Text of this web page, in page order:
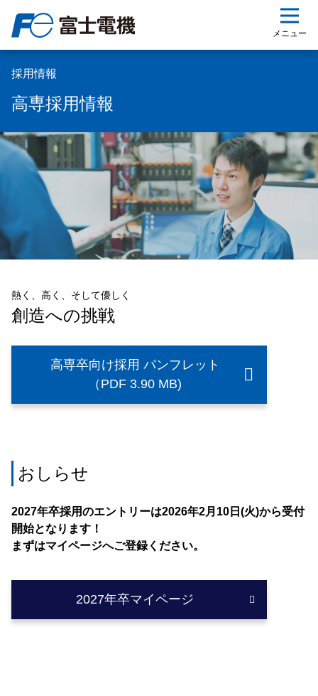
メニュー
採用情報
高専採用情報
熱く、高く、そして優しく
創造への挑戦
高専卒向け採用 パンフレット
（PDF 3.90 MB)
おしらせ
2027年卒採用のエントリーは2026年2月10日(火)から受付
開始となります！
まずはマイページへご登録ください。
2027年卒マイページ